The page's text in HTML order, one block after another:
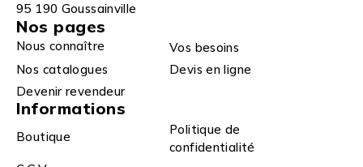
95 190 Goussainville
Nos pages
Nous connaître
Vos besoins
Nos catalogues
Devis en ligne
Devenir revendeur
Informations
Boutique
Politique de
confidentialité